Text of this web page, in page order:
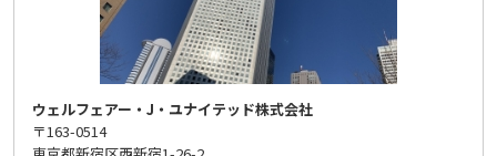
ウェルフェアー・J・ユナイテッド株式会社
〒163-0514